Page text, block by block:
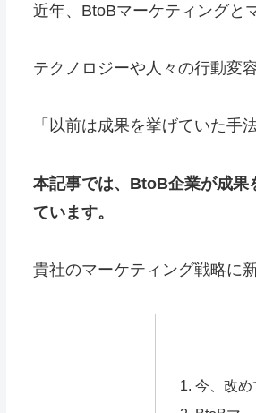
近年、BtoBマーケティングと
テクノロジーや人々の行動変
「以前は成果を挙げていた手
本記事では、BtoB企業が成果
ています。
貴社のマーケティング戦略に
今、改